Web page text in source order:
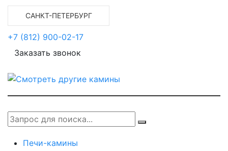
САНКТ-ПЕТЕРБУРГ
+7 (812) 900-02-17
Заказать звонок
Печи-камины